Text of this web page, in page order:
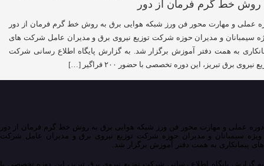
عملی و مهارت محور فن ورز شبکه هوایی برق به روش خط گرم فرمان از دور
سیمبانان و مدیران حوزه شرکت توزیع نیروی برق و مدیران عامل شرکت های
به همت دفتر آموزش برگزار شد. به گزارش پایگاه اطلاع رسانی شرکت
نیروی برق تبریز، این دوره تخصصی با حضور ۲۰۰ فراگیر […]
دوره عملی و مهارت محور فن ورز شبکه هوایی برق به روش خط گرم فرمان از دور
ویژه سیمبانان و مدیران حوزه شرکت توزیع نیروی برق و مدیران عامل شرکت
های پیمانکاری به همت دفتر آموزش برگزار شد.
به گزارش پایگاه اطلاع رسانی شرکت توزیع نیروی برق تبریز، این دوره تخصصی با